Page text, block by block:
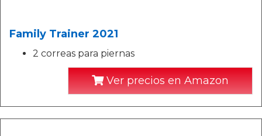
Family Trainer 2021
2 correas para piernas
Ver precios en Amazon